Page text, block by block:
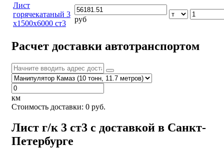
Лист
горячекатаный 3
х1500х6000 ст3
руб
Расчет доставки автотранспортом
км
Стоимость доставки: 0 руб.
Лист г/к 3 ст3 с доставкой в Санкт-
Петербурге